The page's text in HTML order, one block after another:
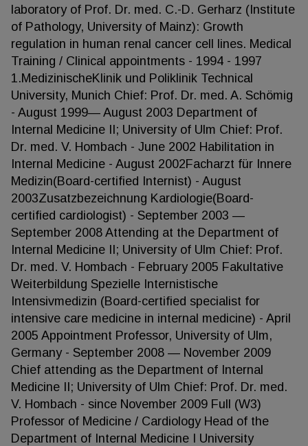
laboratory of Prof. Dr. med. C.-D. Gerharz (Institute
of Pathology, University of Mainz): Growth
regulation in human renal cancer cell lines. Medical
Training / Clinical appointments - 1994 - 1997
1.MedizinischeKlinik und Poliklinik Technical
University, Munich Chief: Prof. Dr. med. A. Schömig
- August 1999— August 2003 Department of
Internal Medicine II; University of Ulm Chief: Prof.
Dr. med. V. Hombach - June 2002 Habilitation in
Internal Medicine - August 2002Facharzt für Innere
Medizin(Board-certified Internist) - August
2003Zusatzbezeichnung Kardiologie(Board-
certified cardiologist) - September 2003 —
September 2008 Attending at the Department of
Internal Medicine II; University of Ulm Chief: Prof.
Dr. med. V. Hombach - February 2005 Fakultative
Weiterbildung Spezielle Internistische
Intensivmedizin (Board-certified specialist for
intensive care medicine in internal medicine) - April
2005 Appointment Professor, University of Ulm,
Germany - September 2008 — November 2009
Chief attending as the Department of Internal
Medicine II; University of Ulm Chief: Prof. Dr. med.
V. Hombach - since November 2009 Full (W3)
Professor of Medicine / Cardiology Head of the
Department of Internal Medicine I University